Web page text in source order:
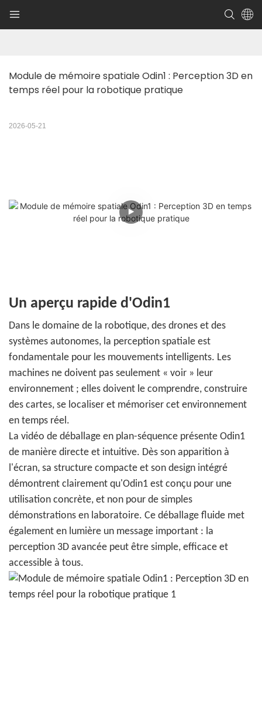
Module de mémoire spatiale Odin1 : Perception 3D en
temps réel pour la robotique pratique
2026-05-21
Un aperçu rapide d'Odin1
Dans le domaine de la robotique, des drones et des
systèmes autonomes, la perception spatiale est
fondamentale pour les mouvements intelligents. Les
machines ne doivent pas seulement « voir » leur
environnement ; elles doivent le comprendre, construire
des cartes, se localiser et mémoriser cet environnement
en temps réel.
La vidéo de déballage en plan-séquence présente Odin1
de manière directe et intuitive. Dès son apparition à
l'écran, sa structure compacte et son design intégré
démontrent clairement qu'Odin1 est conçu pour une
utilisation concrète, et non pour de simples
démonstrations en laboratoire. Ce déballage fluide met
également en lumière un message important : la
perception 3D avancée peut être simple, efficace et
accessible à tous.